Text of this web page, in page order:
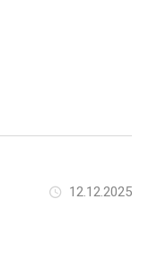
12.12.2025